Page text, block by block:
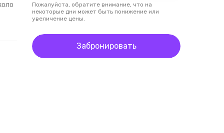
Пожалуйста, обратите внимание, что на
некоторые дни может быть понижение или
увеличение цены.
Забронировать